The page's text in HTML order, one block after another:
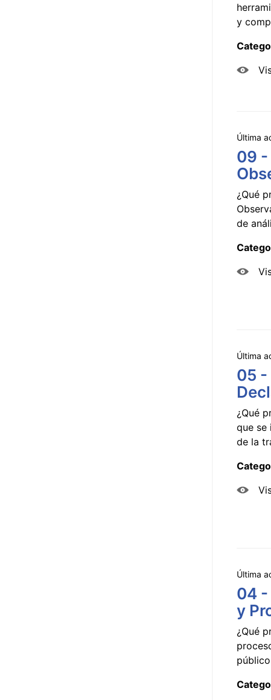
y
Última
09 -
¿Qué
de
Última
05 -
¿Qué
que se
de la
Última
04 -
y
¿Qué